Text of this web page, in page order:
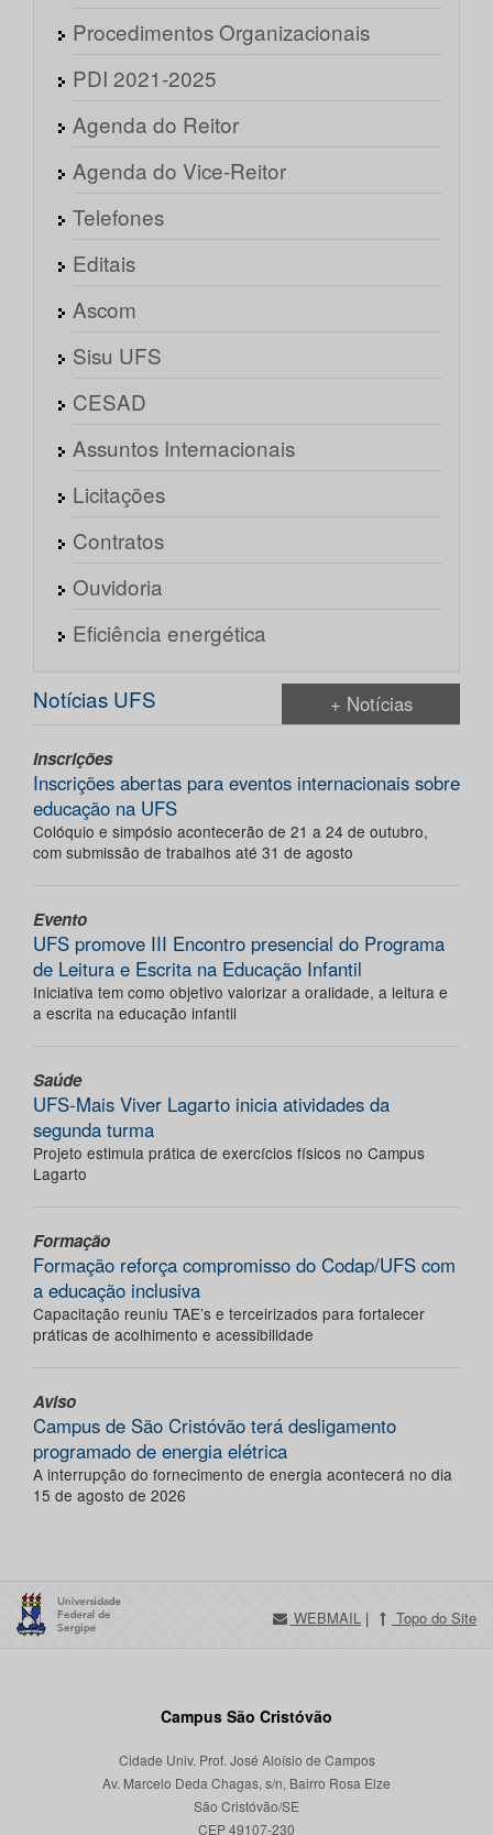
Procedimentos Organizacionais
PDI 2021-2025
Agenda do Reitor
Agenda do Vice-Reitor
Telefones
Editais
Ascom
Sisu UFS
CESAD
Assuntos Internacionais
Licitações
Contratos
Ouvidoria
Eficiência energética
Notícias UFS + Notícias
Inscrições
Inscrições abertas para eventos internacionais sobre
educação na UFS
Colóquio e simpósio acontecerão de 21 a 24 de outubro,
com submissão de trabalhos até 31 de agosto
Evento
UFS promove III Encontro presencial do Programa
de Leitura e Escrita na Educação Infantil
Iniciativa tem como objetivo valorizar a oralidade, a leitura e
a escrita na educação infantil
Saúde
UFS-Mais Viver Lagarto inicia atividades da
segunda turma
Projeto estimula prática de exercícios físicos no Campus
Lagarto
Formação
Formação reforça compromisso do Codap/UFS com
a educação inclusiva
Capacitação reuniu TAE’s e terceirizados para fortalecer
práticas de acolhimento e acessibilidade
Aviso
Campus de São Cristóvão terá desligamento
programado de energia elétrica
A interrupção do fornecimento de energia acontecerá no dia
15 de agosto de 2026
WEBMAIL | Topo do Site
Campus São Cristóvão
Cidade Univ. Prof. José Aloísio de Campos
Av. Marcelo Deda Chagas, s/n, Bairro Rosa Elze
São Cristóvão/SE
CEP 49107-230